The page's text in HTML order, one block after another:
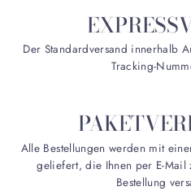
Der Standardversand innerhalb
Tracking-
Alle Bestellungen werden mit
geliefert, die Ihnen per E-Mail
Bestellung